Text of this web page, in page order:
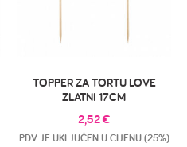
TOPPER ZA TORTU LOVE
ZLATNI 17CM
2,52€
PDV JE UKLJUČEN U CIJENU (25%)